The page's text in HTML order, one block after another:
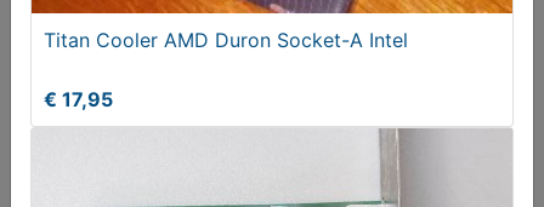
€ 11,95
Titan Cooler AMD Duron Socket-A Intel
€ 17,95